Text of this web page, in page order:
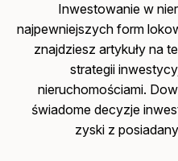
Inwestowanie w
najpewniejszych form
znajdziesz artykuły na
strategii
nieruchomościami.
świadome decyzje
zyski z